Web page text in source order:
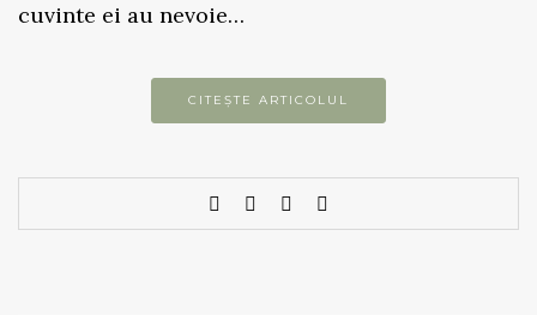
cuvinte ei au nevoie…
CITEȘTE ARTICOLUL